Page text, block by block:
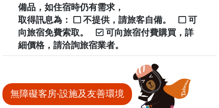
備品，如住宿時仍有需求，
取得訊息為：
不提供，請旅客自備。
可
向旅宿免費索取。
可向旅宿付費購買，詳
細價格，請洽詢旅宿業者。
無障礙客房‧設施及友善環境